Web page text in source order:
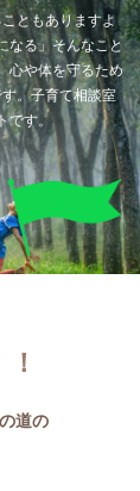
ともありますよ
なる」そんなこと
心や体を守るため
。子育て相談室
です。
道の